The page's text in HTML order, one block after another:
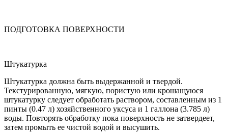
ПОДГОТОВКА ПОВЕРХНОСТИ
Штукатурка
Штукатурка должна быть выдержанной и твердой.
Текстурированную, мягкую, пористую или крошащуюся
штукатурку следует обработать раствором, составленным из 1
пинты (0.47 л) хозяйственного уксуса и 1 галлона (3.785 л)
воды. Повторять обработку пока поверхность не затвердеет,
затем промыть ее чистой водой и высушить.